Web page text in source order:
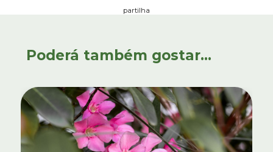
partilha
Poderá também gostar...